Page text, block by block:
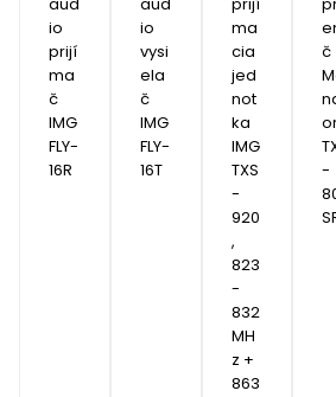
aud
io
prijí
ma
č
IMG
FLY-
16R
aud
io
vysi
ela
č
IMG
FLY-
16T
prijí
ma
cia
jed
not
ka
IMG
TXS
-
920
,
823
-
832
MH
z +
863
č
-